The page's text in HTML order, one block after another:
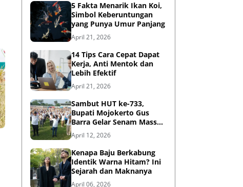
5 Fakta Menarik Ikan Koi,
Simbol Keberuntungan
yang Punya Umur Panjang
April 21, 2026
14 Tips Cara Cepat Dapat
Kerja, Anti Mentok dan
Lebih Efektif
April 21, 2026
Sambut HUT ke-733,
Bupati Mojokerto Gus
Barra Gelar Senam Massal
di Stadion Gajah Mada
April 12, 2026
Kenapa Baju Berkabung
Identik Warna Hitam? Ini
Sejarah dan Maknanya
April 06, 2026